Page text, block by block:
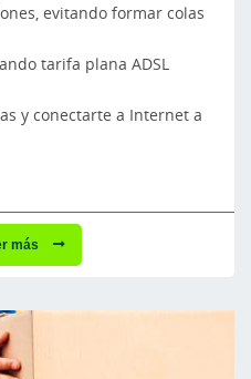
evitando formar colas
tarifa plana ADSL
y conectarte a Internet a
más